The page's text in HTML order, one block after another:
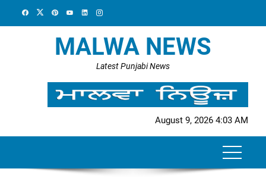
MALWA NEWS
Latest Punjabi News
August 9, 2026 4:03 AM